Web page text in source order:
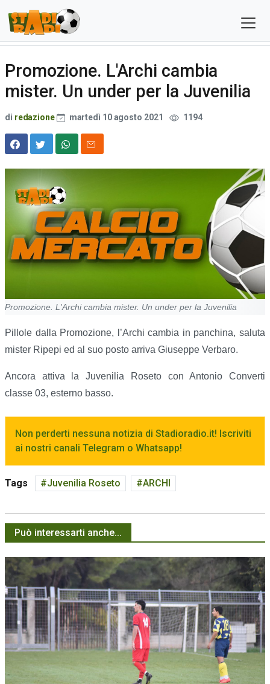
Promozione. L'Archi cambia
mister. Un under per la Juvenilia
di redazione martedì 10 agosto 2021 1194
Promozione. L'Archi cambia mister. Un under per la Juvenilia
Pillole dalla Promozione, l’Archi cambia in panchina, saluta
mister Ripepi ed al suo posto arriva Giuseppe Verbaro.
Ancora attiva la Juvenilia Roseto con Antonio Converti
classe 03, esterno basso.
Non perderti nessuna notizia di Stadioradio.it! Iscriviti
ai nostri canali Telegram o Whatsapp!
Tags Juvenilia Roseto ARCHI
Può interessarti anche...